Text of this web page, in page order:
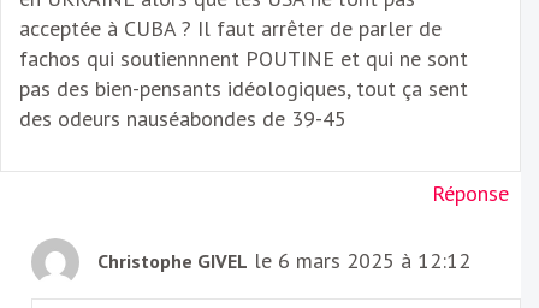
acceptée à CUBA ? Il faut arrêter de parler de
fachos qui soutiennnent POUTINE et qui ne sont
pas des bien-pensants idéologiques, tout ça sent
des odeurs nauséabondes de 39-45
Réponse
Christophe GIVEL le 6 mars 2025 à 12:12